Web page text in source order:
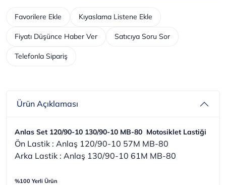
Telefonla Sipariş
Kıyaslama Listene Ekle
Favorilere Ekle
Fiyatı Düşünce Haber Ver Satıcıya Soru Sor
Ürün Açıklaması
Anlas Set 120/90-10 130/90-10 MB-80 Motosiklet Lastiği
Ön Lastik : Anlaş 120/90-10 57M MB-80
Arka Lastik : Anlaş 130/90-10 61M MB-80
%100 Yerli Ürün